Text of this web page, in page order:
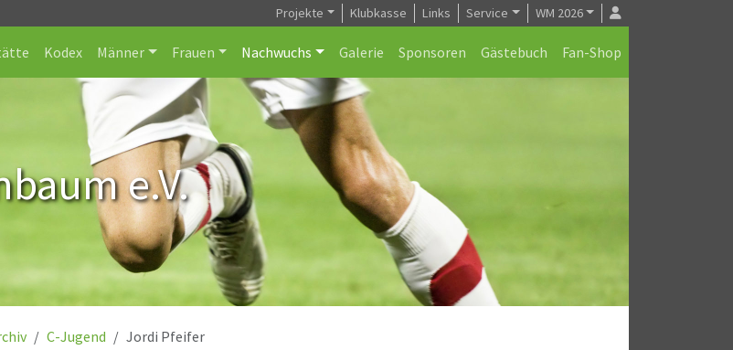
Projekte Klubkasse Links Service WM 2026
Kodex Männer Frauen Nachwuchs Galerie Sponsoren Gästebuch Fan-Shop
e.V.
C-Jugend Jordi Pfeifer